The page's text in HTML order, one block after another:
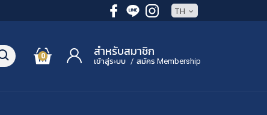
TH
สำหรับสมาชิก
เข้าสู่ระบบ / สมัคร Membership
0